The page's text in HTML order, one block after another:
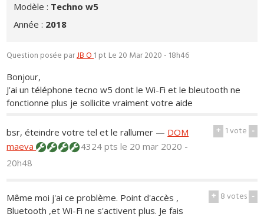
Modèle : Techno w5
Année : 2018
Question posée parJB O1 pt Le 20 Mar 2020 - 18h46
Bonjour,
J'ai un téléphone tecno w5 dont le Wi-Fi et le bleutooth ne
fonctionne plus je sollicite vraiment votre aide
+ 1vote -
bsr, éteindre votre tel et le rallumer — DOM
maeva
4324 ptsle 20 mar 2020 -
20h48
+ 8votes -
Même moi j'ai ce problème. Point d'accès ,
Bluetooth ,et Wi-Fi ne s'activent plus. Je fais